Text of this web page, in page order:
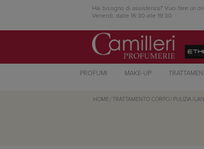
Hai bisogno di assistenza? Vuoi fare un
Venerdì, dalle 16:30 alle 19:30
PROFUMI MAKE-UP
HOME / TRATTAMENTO CORPO / PULIZIA /